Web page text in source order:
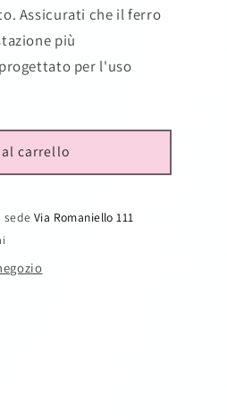
Assicurati che il ferro
più
per l'uso
carrello
sede Via Romaniello 111